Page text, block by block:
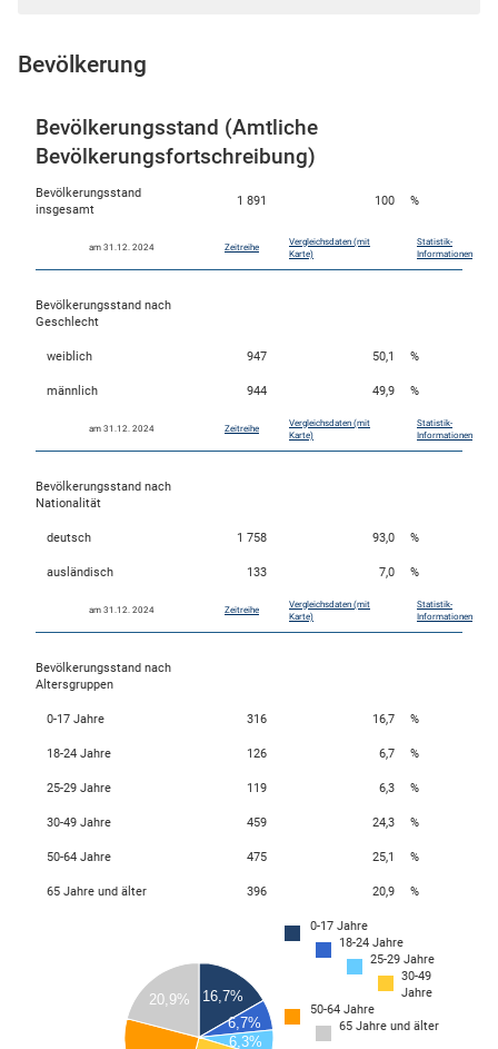
(Mikrozensus)
Bevölkerung
Bevölkerungsstand (Amtliche
Bevölkerungsfortschreibung)
Bevölkerungsstand
insgesamt
1 891 100 %
am 31.12. 2024 Zeitreihe
Vergleichsdaten (mit
Karte)
Statistik-
Informationen
Bevölkerungsstand nach
Geschlecht
weiblich 947 50,1 %
männlich 944 49,9 %
am 31.12. 2024 Zeitreihe
Vergleichsdaten (mit
Karte)
Statistik-
Informationen
Bevölkerungsstand nach
Nationalität
deutsch 1 758 93,0 %
ausländisch 133 7,0 %
am 31.12. 2024 Zeitreihe
Vergleichsdaten (mit
Karte)
Statistik-
Informationen
Bevölkerungsstand nach
Altersgruppen
0-17 Jahre 316 16,7 %
18-24 Jahre 126 6,7 %
25-29 Jahre 119 6,3 %
30-49 Jahre 459 24,3 %
50-64 Jahre 475 25,1 %
65 Jahre und älter 396 20,9 %
0-17 Jahre
18-24 Jahre
25-29 Jahre
30-49
Jahre
50-64 Jahre
65 Jahre und älter
16,7%
6,7%
6,3%
20,9%